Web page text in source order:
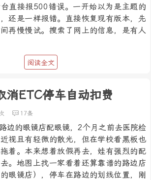
直接报500错误。一开始以为是主题的
还是一样报错。直接恢复现有版本，先
再慢慢试。搜索了网上的信息，是有人
阅读全文
消ETC停车自动扣费
17条
边的眼镜店配眼镜，2个月之前去医院检
视且有轻微的散光，但在学校看黑板也
着。本来想着放假再去，娃有强烈的配
。地图上找一家看着还算靠谱的路边店
的眼镜店），停车在路边的划线位置，刚